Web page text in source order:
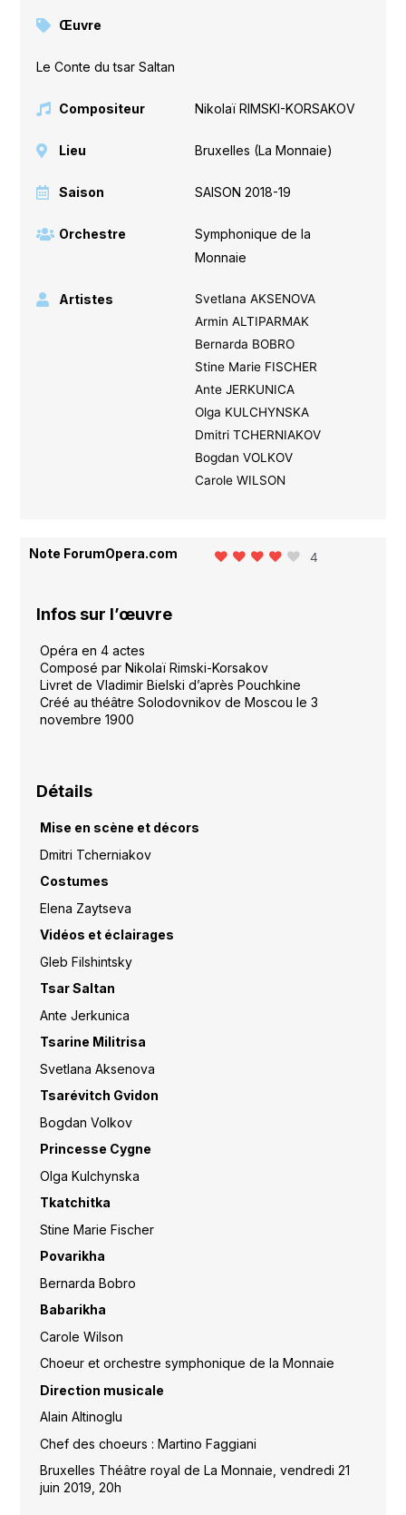
Œuvre
Le Conte du tsar Saltan
Compositeur Nikolaï RIMSKI-KORSAKOV
Lieu Bruxelles (La Monnaie)
Saison SAISON 2018-19
Orchestre
Symphonique de la
Monnaie
Artistes
Svetlana AKSENOVA
Armin ALTIPARMAK
Bernarda BOBRO
Stine Marie FISCHER
Ante JERKUNICA
Olga KULCHYNSKA
Dmitri TCHERNIAKOV
Bogdan VOLKOV
Carole WILSON
Note ForumOpera.com 4
Infos sur l’œuvre
Opéra en 4 actes
Composé par Nikolaï Rimski-Korsakov
Livret de Vladimir Bielski d’après Pouchkine
Créé au théâtre Solodovnikov de Moscou le 3
novembre 1900
Détails
Mise en scène et décors
Dmitri Tcherniakov
Costumes
Elena Zaytseva
Vidéos et éclairages
Gleb Filshintsky
Tsar Saltan
Ante Jerkunica
Tsarine Militrisa
Svetlana Aksenova
Tsarévitch Gvidon
Bogdan Volkov
Princesse Cygne
Olga Kulchynska
Tkatchitka
Stine Marie Fischer
Povarikha
Bernarda Bobro
Babarikha
Carole Wilson
Choeur et orchestre symphonique de la Monnaie
Direction musicale
Alain Altinoglu
Chef des choeurs : Martino Faggiani
Bruxelles Théâtre royal de La Monnaie, vendredi 21
juin 2019, 20h